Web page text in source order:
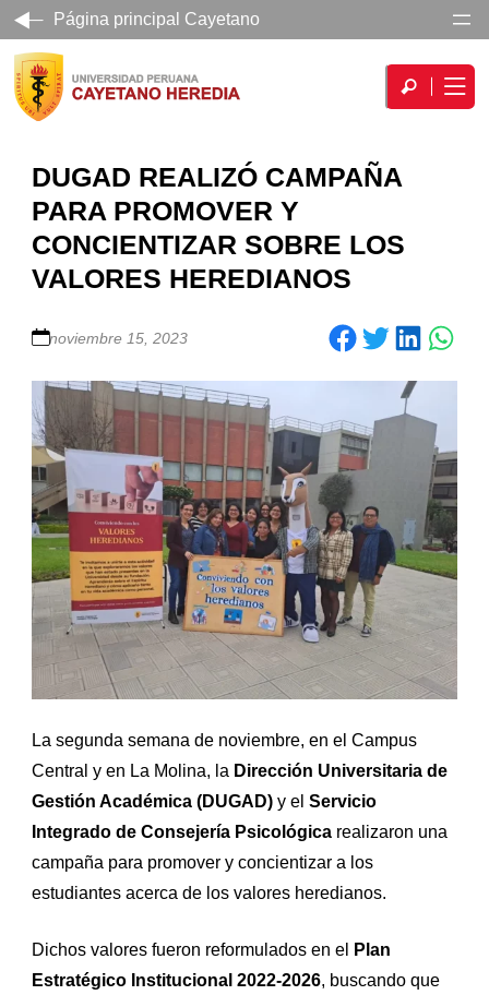
Página principal Cayetano
DUGAD REALIZÓ CAMPAÑA
PARA PROMOVER Y
CONCIENTIZAR SOBRE LOS
VALORES HEREDIANOS
noviembre 15, 2023 Share on Facebook Share on Twitter Share on LinkedIn
La segunda semana de noviembre, en el Campus
Central y en La Molina, la Dirección Universitaria de
Gestión Académica (DUGAD) y elServicio
Integrado de Consejería Psicológica realizaron una
campaña para promover y concientizar a los
estudiantes acerca de los valores heredianos.
Dichos valores fueron reformulados en el
Plan
Estratégico Institucional 2022-2026, buscando que